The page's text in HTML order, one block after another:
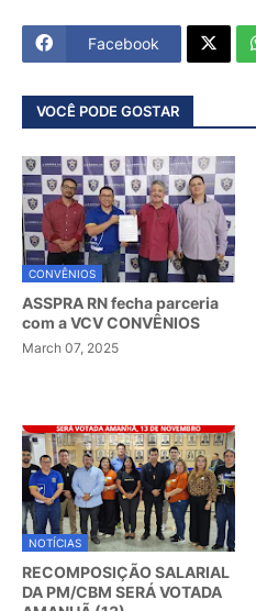
Facebook
VOCÊ PODE GOSTAR
CONVÊNIOS
ASSPRA RN fecha parceria
com a VCV CONVÊNIOS
March 07, 2025
NOTÍCIAS
RECOMPOSIÇÃO SALARIAL
DA PM/CBM SERÁ VOTADA